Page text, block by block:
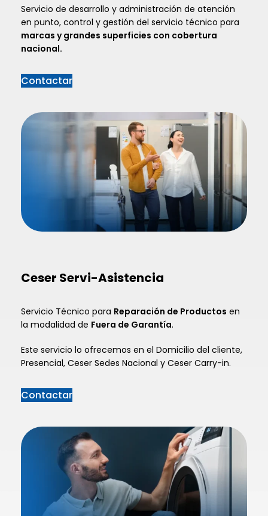
Servicio de desarrollo y administración de atención
en punto, control y gestión del servicio técnico para
marcas y grandes superficies con cobertura
nacional.
Contactar
Ceser Servi-Asistencia
Servicio Técnico para Reparación de Productos en
la modalidad de Fuera de Garantía.
Este servicio lo ofrecemos en el Domicilio del cliente,
Presencial, Ceser Sedes Nacional y Ceser Carry-in.
Contactar